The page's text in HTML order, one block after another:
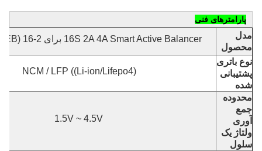
پارامترهای فنی
مدل
محصول
16S 2A 4A Smart Active Balancer برای 2-16 (EK-16S2/4EB)
نوع باتری
پشتیبانی
شده
NCM / LFP ((Li-ion/Lifepo4)
محدوده
جمع
آوری
ولتاژ یک
سلول
1.5V ~ 4.5V